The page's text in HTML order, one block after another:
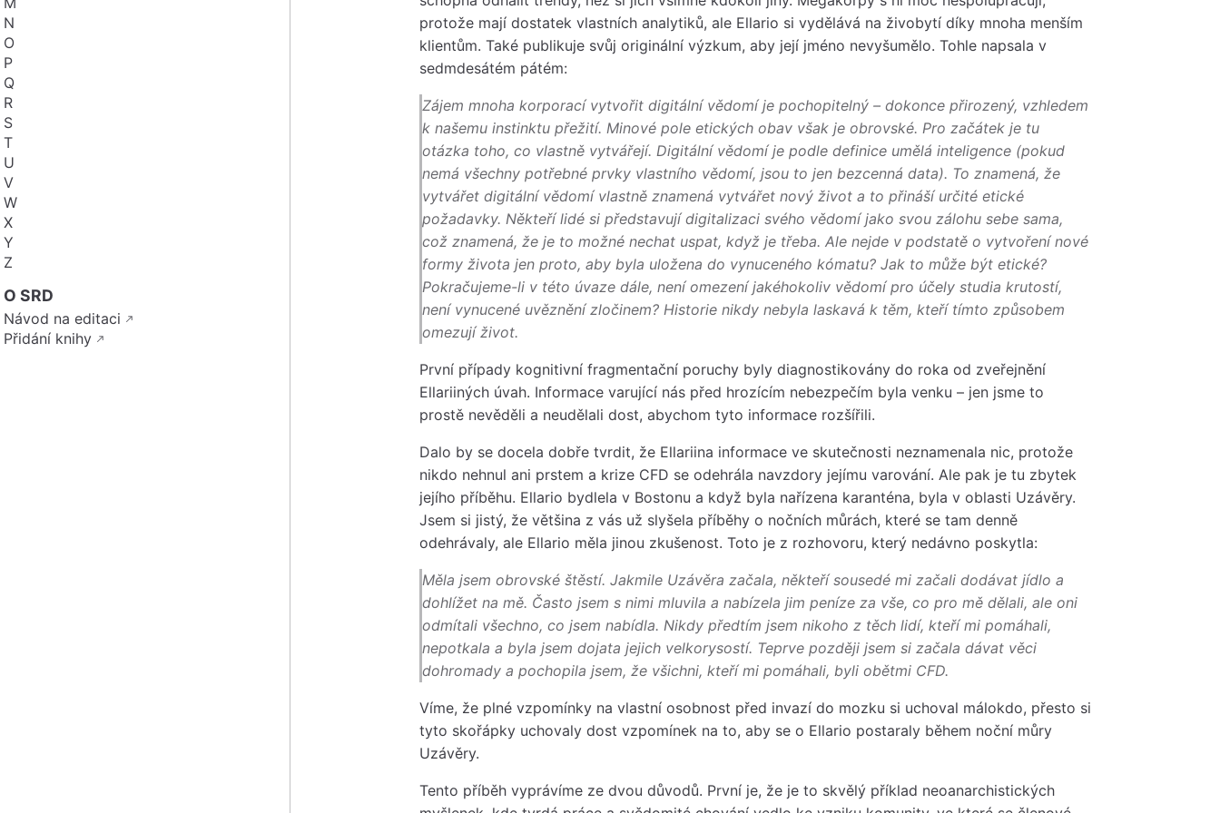
N
O
P
Q
R
S
T
U
V
W
X
Y
Z
O SRD
Návod na editaci
Přidání knihy
protože mají dostatek vlastních analytiků, ale Ellario si vydělává na živobytí díky mnoha menším
klientům. Také publikuje svůj originální výzkum, aby její jméno nevyšumělo. Tohle napsala v
sedmdesátém pátém:
Zájem mnoha korporací vytvořit digitální vědomí je pochopitelný – dokonce přirozený, vzhledem
k našemu instinktu přežití. Minové pole etických obav však je obrovské. Pro začátek je tu
otázka toho, co vlastně vytvářejí. Digitální vědomí je podle definice umělá inteligence (pokud
nemá všechny potřebné prvky vlastního vědomí, jsou to jen bezcenná data). To znamená, že
vytvářet digitální vědomí vlastně znamená vytvářet nový život a to přináší určité etické
požadavky. Někteří lidé si představují digitalizaci svého vědomí jako svou zálohu sebe sama,
což znamená, že je to možné nechat uspat, když je třeba. Ale nejde v podstatě o vytvoření nové
formy života jen proto, aby byla uložena do vynuceného kómatu? Jak to může být etické?
Pokračujeme-li v této úvaze dále, není omezení jakéhokoliv vědomí pro účely studia krutostí,
není vynucené uvěznění zločinem? Historie nikdy nebyla laskavá k těm, kteří tímto způsobem
omezují život.
První případy kognitivní fragmentační poruchy byly diagnostikovány do roka od zveřejnění
Ellariiných úvah. Informace varující nás před hrozícím nebezpečím byla venku – jen jsme to
prostě nevěděli a neudělali dost, abychom tyto informace rozšířili.
Dalo by se docela dobře tvrdit, že Ellariina informace ve skutečnosti neznamenala nic, protože
nikdo nehnul ani prstem a krize CFD se odehrála navzdory jejímu varování. Ale pak je tu zbytek
jejího příběhu. Ellario bydlela v Bostonu a když byla nařízena karanténa, byla v oblasti Uzávěry.
Jsem si jistý, že většina z vás už slyšela příběhy o nočních můrách, které se tam denně
odehrávaly, ale Ellario měla jinou zkušenost. Toto je z rozhovoru, který nedávno poskytla:
Měla jsem obrovské štěstí. Jakmile Uzávěra začala, někteří sousedé mi začali dodávat jídlo a
dohlížet na mě. Často jsem s nimi mluvila a nabízela jim peníze za vše, co pro mě dělali, ale oni
odmítali všechno, co jsem nabídla. Nikdy předtím jsem nikoho z těch lidí, kteří mi pomáhali,
nepotkala a byla jsem dojata jejich velkorysostí. Teprve později jsem si začala dávat věci
dohromady a pochopila jsem, že všichni, kteří mi pomáhali, byli obětmi CFD.
Víme, že plné vzpomínky na vlastní osobnost před invazí do mozku si uchoval málokdo, přesto si
tyto skořápky uchovaly dost vzpomínek na to, aby se o Ellario postaraly během noční můry
Uzávěry.
Tento příběh vyprávíme ze dvou důvodů. První je, že je to skvělý příklad neoanarchistických